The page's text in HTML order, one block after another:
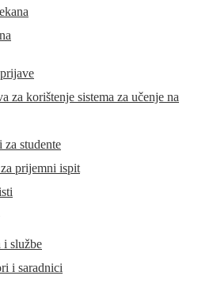
za korištenje sistema za učenje na
za studente
prijemni ispit
i službe
i saradnici